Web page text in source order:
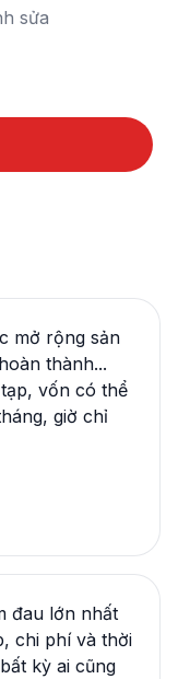
mở rộng sản
thành...
vốn có thể
giờ chỉ
đau lớn nhất
chi phí và thời
kỳ ai cũng